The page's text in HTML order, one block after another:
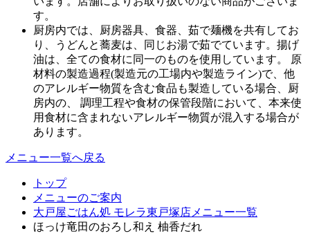
す。
厨房内では、厨房器具、食器、茹で麺機を共有してお
り、うどんと蕎麦は、同じお湯で茹でています。揚げ
油は、全ての食材に同一のものを使用しています。 原
材料の製造過程(製造元の工場内や製造ライン)で、他
のアレルギー物質を含む食品も製造している場合、厨
房内の、 調理工程や食材の保管段階において、本来使
用食材に含まれないアレルギー物質が混入する場合が
あります。
メニュー一覧へ戻る
トップ
メニューのご案内
大戸屋ごはん処 モレラ東戸塚店メニュー一覧
ほっけ竜田のおろし和え 柚香だれ